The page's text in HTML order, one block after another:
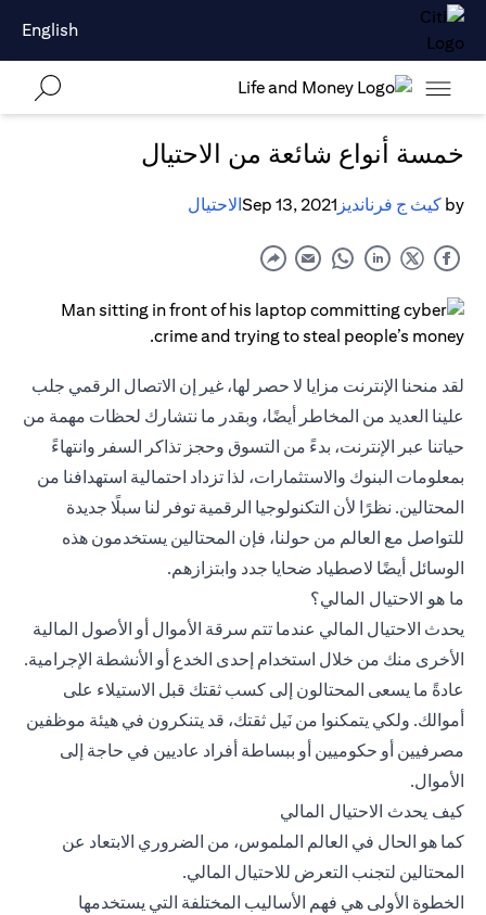
English
خمسة أنواع شائعة من الاحتيال
by كيث ج فرنانديز Sep 13, 2021الاحتيال
لقد منحنا الإنترنت مزايا لا حصر لها، غير إن الاتصال الرقمي جلب
علينا العديد من المخاطر أيضًا، وبقدر ما نتشارك لحظات مهمة من
حياتنا عبر الإنترنت، بدءً من التسوق وحجز تذاكر السفر وانتهاءً
بمعلومات البنوك والاستثمارات، لذا تزداد احتمالية استهدافنا من
المحتالين. نظرًا لأن التكنولوجيا الرقمية توفر لنا سبلًا جديدة
للتواصل مع العالم من حولنا، فإن المحتالين يستخدمون هذه
الوسائل أيضًا لاصطياد ضحايا جدد وابتزازهم.
ما هو الاحتيال المالي؟
يحدث الاحتيال المالي عندما تتم سرقة الأموال أو الأصول المالية
الأخرى منك من خلال استخدام إحدى الخدع أو الأنشطة الإجرامية.
عادةً ما يسعى المحتالون إلى كسب ثقتك قبل الاستيلاء على
أموالك. ولكي يتمكنوا من نَيل ثقتك، قد يتنكرون في هيئة موظفين
مصرفيين أو حكوميين أو ببساطة أفراد عاديين في حاجة إلى
الأموال.
كيف يحدث الاحتيال المالي
كما هو الحال في العالم الملموس، من الضروري الابتعاد عن
المحتالين لتجنب التعرض للاحتيال المالي.
الخطوة الأولى هي فهم الأساليب المختلفة التي يستخدمها